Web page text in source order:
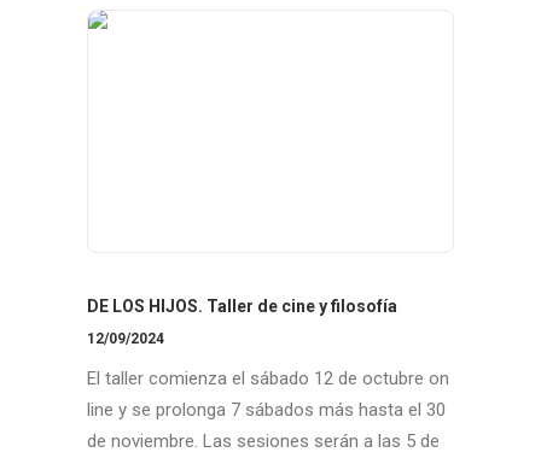
DE LOS HIJOS. Taller de cine y filosofía
12/09/2024
El taller comienza el sábado 12 de octubre on
line y se prolonga 7 sábados más hasta el 30
de noviembre. Las sesiones serán a las 5 de